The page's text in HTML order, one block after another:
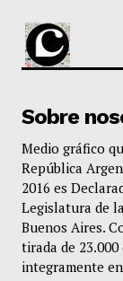
Sobre
Medio gráfico
República
2016 es
Legislatura de
Buenos Aires.
tirada de
integramente